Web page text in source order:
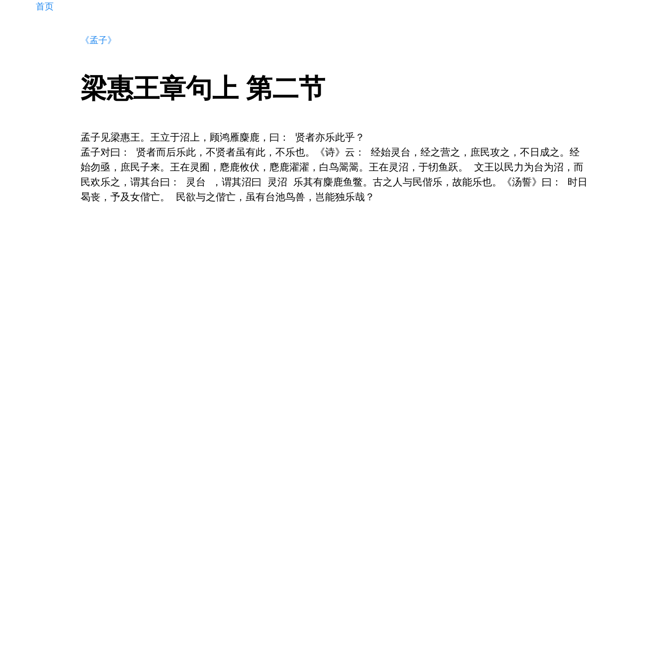
首页
《孟子》
梁惠王章句上 第二节
孟子见梁惠王。王立于沼上，顾鸿雁麋鹿，曰： 贤者亦乐此乎？
孟子对曰： 贤者而后乐此，不贤者虽有此，不乐也。《诗》云： 经始灵台，经之营之，庶民攻之，不日成之。经
始勿亟，庶民子来。王在灵囿，麀鹿攸伏，麀鹿濯濯，白鸟翯翯。王在灵沼，于牣鱼跃。 文王以民力为台为沼，而
民欢乐之，谓其台曰： 灵台 ，谓其沼曰 灵沼 乐其有麋鹿鱼鳖。古之人与民偕乐，故能乐也。《汤誓》曰： 时日